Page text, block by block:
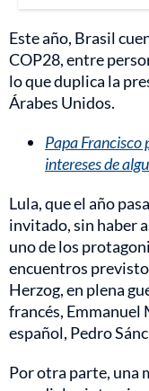
Este año, Brasil
COP28, entre
lo que duplica la
Árabes Unidos.
Papa Francisco
intereses de
Lula, que el año
invitado, sin haber
uno de los
encuentros
Herzog, en plena
francés, Emmanuel
español, Pedro
Por otra parte, una